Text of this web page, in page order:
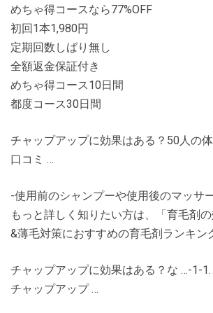
めちゃ得コースなら77%OFF
初回1本1,980円
定期回数しばり無し
全額返金保証付き
めちゃ得コース10日間
都度コース30日間
チャップアップに効果はある？50人の
口コミ …
-使用前のシャンプーや使用後のマッサ
もっと詳しく知りたい方は、「育毛剤
&薄毛対策におすすめの育毛剤ランキン
チャップアップに効果はある？な …-1-
チャップアップ …